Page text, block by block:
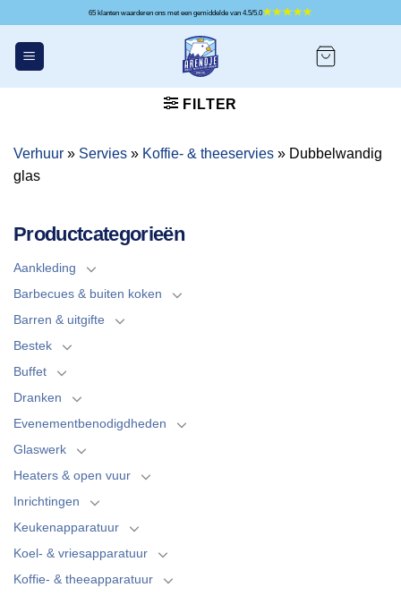
inhoud
65 klanten waarderen ons met een gemiddelde van 4.5/5.0
FILTER
Verhuur » Servies » Koffie- & theeservies » Dubbelwandig
glas
Productcategorieën
Aankleding
Barbecues & buiten koken
Barren & uitgifte
Bestek
Buffet
Dranken
Evenementbenodigdheden
Glaswerk
Heaters & open vuur
Inrichtingen
Keukenapparatuur
Koel- & vriesapparatuur
Koffie- & theeapparatuur